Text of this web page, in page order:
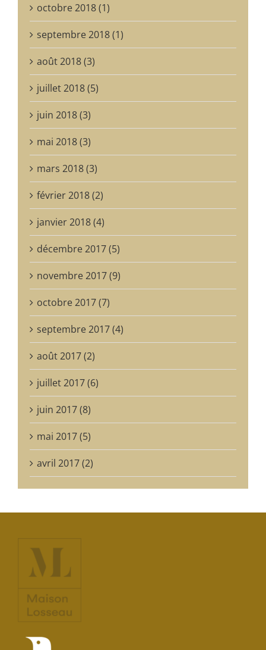
octobre 2018 (1)
septembre 2018 (1)
août 2018 (3)
juillet 2018 (5)
juin 2018 (3)
mai 2018 (3)
mars 2018 (3)
février 2018 (2)
janvier 2018 (4)
décembre 2017 (5)
novembre 2017 (9)
octobre 2017 (7)
septembre 2017 (4)
août 2017 (2)
juillet 2017 (6)
juin 2017 (8)
mai 2017 (5)
avril 2017 (2)